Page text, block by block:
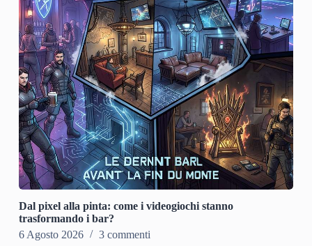
Dal pixel alla pinta: come i videogiochi stanno
trasformando i bar?
6 Agosto 2026
3 commenti